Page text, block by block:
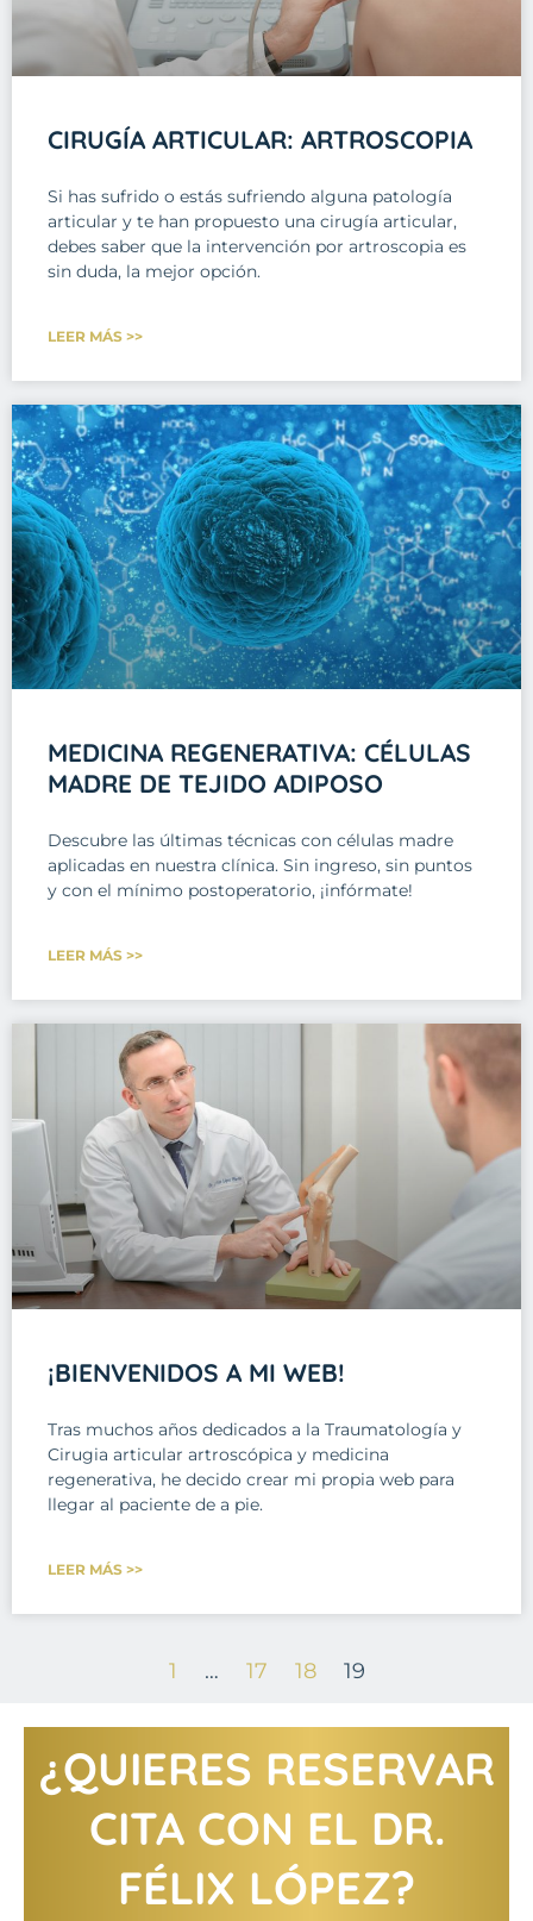
CIRUGÍA ARTICULAR: ARTROSCOPIA
Si has sufrido o estás sufriendo alguna patología
articular y te han propuesto una cirugía articular,
debes saber que la intervención por artroscopia es
sin duda, la mejor opción.
LEER MÁS >>
MEDICINA REGENERATIVA: CÉLULAS
MADRE DE TEJIDO ADIPOSO
Descubre las últimas técnicas con células madre
aplicadas en nuestra clínica. Sin ingreso, sin puntos
y con el mínimo postoperatorio, ¡infórmate!
LEER MÁS >>
¡BIENVENIDOS A MI WEB!
Tras muchos años dedicados a la Traumatología y
Cirugia articular artroscópica y medicina
regenerativa, he decido crear mi propia web para
llegar al paciente de a pie.
LEER MÁS >>
1 … 17 18 19
¿QUIERES RESERVAR
CITA CON EL DR.
FÉLIX LÓPEZ?